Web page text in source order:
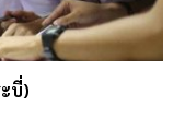
บี่)